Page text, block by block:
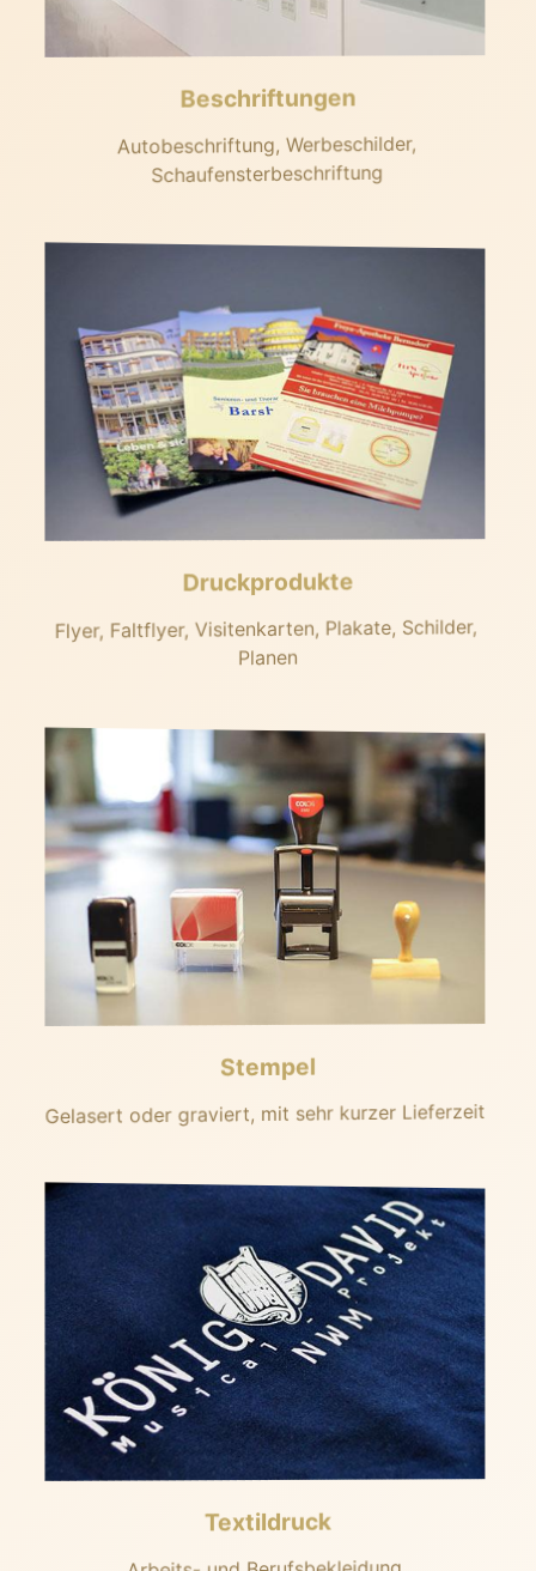
Beschriftungen
Autobeschriftung, Werbeschilder,
Schaufensterbeschriftung
Druckprodukte
Flyer, Faltflyer, Visitenkarten, Plakate, Schilder,
Planen
Stempel
Gelasert oder graviert, mit sehr kurzer Lieferzeit
Textildruck